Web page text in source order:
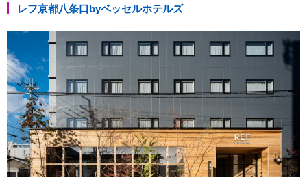
レフ京都八条口byベッセルホテルズ